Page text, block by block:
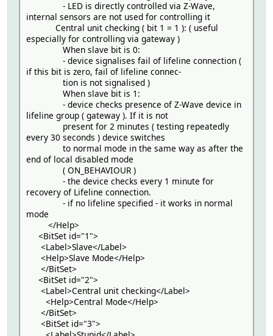
- LED is directly controlled via Z-Wave,
internal sensors are not used for controlling it
Central unit checking ( bit 1 = 1 ): ( useful
especially for controlling via gateway )
When slave bit is 0:
- device signalises fail of lifeline connection (
if this bit is zero, fail of lifeline connec-
tion is not signalised )
When slave bit is 1:
- device checks presence of Z-Wave device in
lifeline group ( gateway ). If it is not
present for 2 minutes ( testing repeatedly
every 30 seconds ) device switches
to normal mode in the same way as after the
end of local disabled mode
( ON_BEHAVIOUR )
- the device checks every 1 minute for
recovery of Lifeline connection.
- if no lifeline specified - it works in normal
mode
</Help>
<BitSet id="1">
<Label>Slave</Label>
<Help>Slave Mode</Help>
</BitSet>
<BitSet id="2">
<Label>Central unit checking</Label>
<Help>Central Mode</Help>
</BitSet>
<BitSet id="3">